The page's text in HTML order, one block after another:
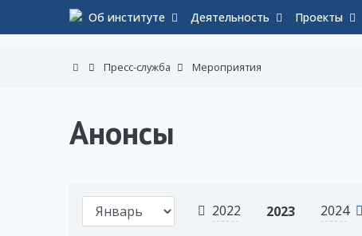
Об институте Деятельность Проекты
Пресс-служба Мероприятия
Анонсы
2022 2023 2024